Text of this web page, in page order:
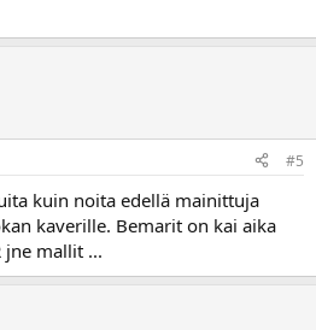
#5
kuin noita edellä mainittuja
kaverille. Bemarit on kai aika
jne mallit ...